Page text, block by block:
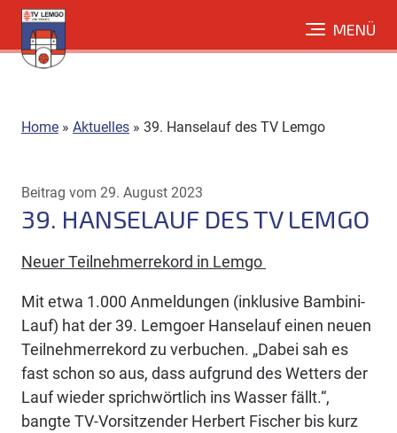
Direkt
zum
Inhalt
MENÜ
Home » Aktuelles » 39. Hanselauf des TV Lemgo
Beitrag vom 29. August 2023
39. HANSELAUF DES TV LEMGO
Neuer Teilnehmerrekord in Lemgo
Mit etwa 1.000 Anmeldungen (inklusive Bambini-
Lauf) hat der 39. Lemgoer Hanselauf einen neuen
Teilnehmerrekord zu verbuchen. „Dabei sah es
fast schon so aus, dass aufgrund des Wetters der
Lauf wieder sprichwörtlich ins Wasser fällt.“,
bangte TV-Vorsitzender Herbert Fischer bis kurz